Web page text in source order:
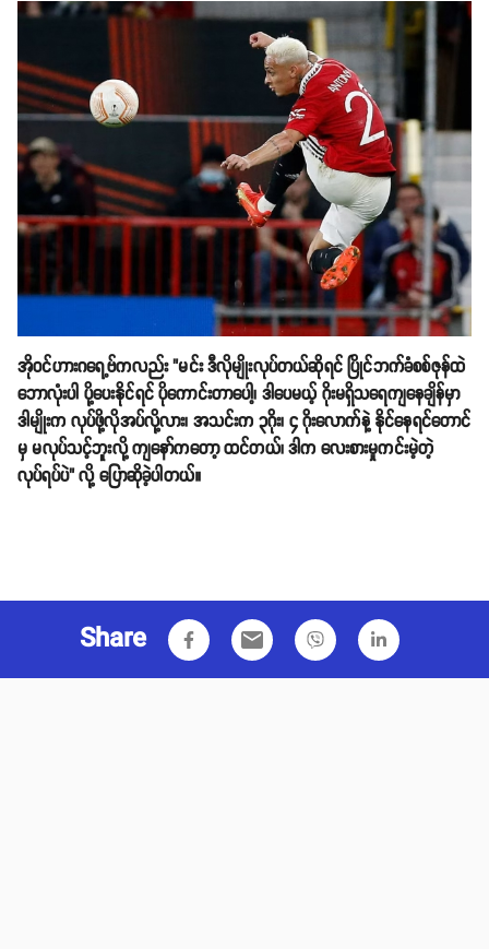
အိုဝင်ဟားဂရေ့ဗ်ကလည်း "မင်း ဒီလိုမျိုးလုပ်တယ်ဆိုရင် ပြိုင်ဘက်ခံစစ်ဇုန်ထဲ
ဘောလုံးပါ ပို့ပေးနိုင်ရင် ပိုကောင်းတာပေါ့၊ ဒါပေမယ့် ဂိုးမရှိသရေကျနေချိန်မှာ
ဒါမျိုးက လုပ်ဖို့လိုအပ်လို့လား၊ အသင်းက ၃ဂိုး၊ ၄ ဂိုးလောက်နဲ့ နိုင်နေရင်တောင်
မှ မလုပ်သင့်ဘူးလို့ ကျနော်ကတော့ ထင်တယ်၊ ဒါက လေးစားမှုကင်းမဲ့တဲ့
လုပ်ရပ်ပဲ" လို့ ပြောဆိုခဲ့ပါတယ်။
Share email